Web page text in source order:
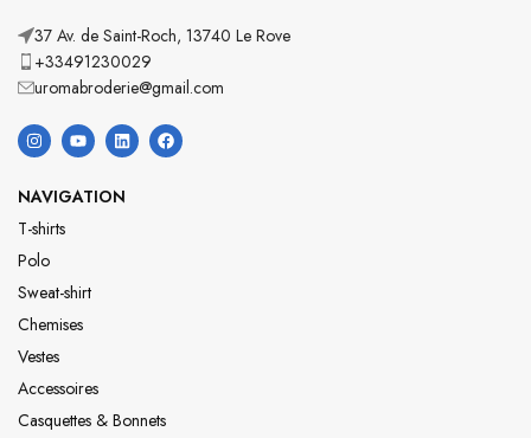
37 Av. de Saint-Roch, 13740 Le Rove
+33491230029
uromabroderie@gmail.com
NAVIGATION
T-shirts
Polo
Sweat-shirt
Chemises
Vestes
Accessoires
Casquettes & Bonnets